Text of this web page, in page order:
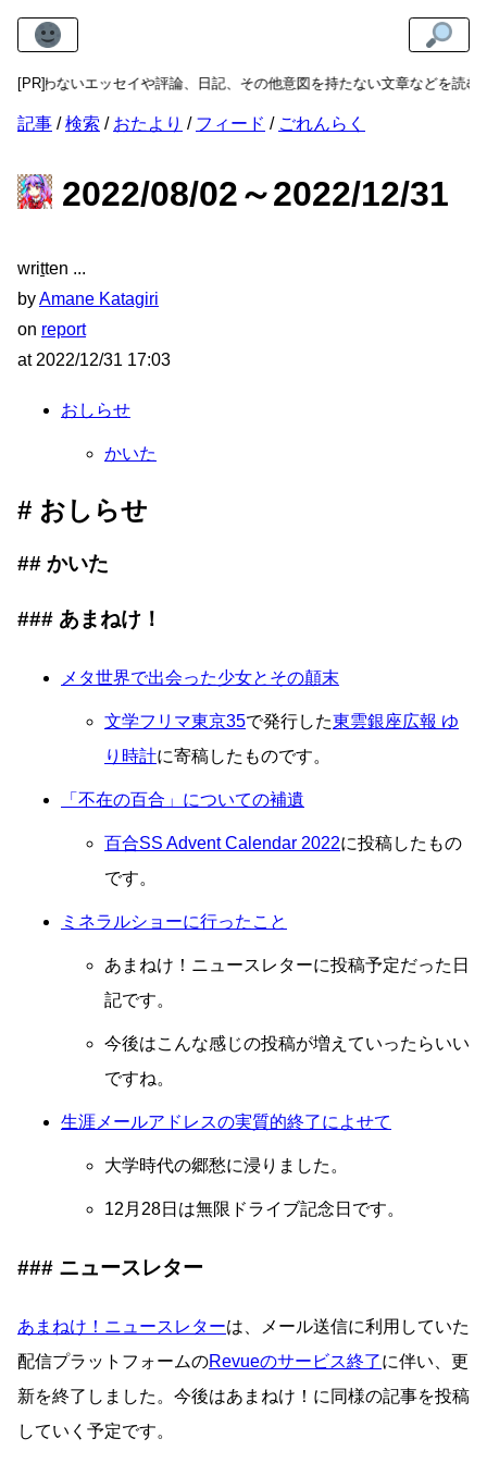
[PR]
を問わないエッセイや評論、日記、その他意図を持たない文章などを読む
記事 検索 おたより フィード ごれんらく
2022/08/02～2022/12/31
written
byAmane Katagiri
on report
at 2022/12/31 17:03
おしらせ
かいた
おしらせ
かいた
あまねけ！
メタ世界で出会った少女とその顛末
文学フリマ東京35で発行した東雲銀座広報 ゆ
り時計に寄稿したものです。
「不在の百合」についての補遺
百合SS Advent Calendar 2022に投稿したもの
です。
ミネラルショーに行ったこと
あまねけ！ニュースレターに投稿予定だった日
記です。
今後はこんな感じの投稿が増えていったらいい
ですね。
生涯メールアドレスの実質的終了によせて
大学時代の郷愁に浸りました。
12月28日は無限ドライブ記念日です。
ニュースレター
あまねけ！ニュースレターは、メール送信に利用していた
配信プラットフォームのRevueのサービス終了に伴い、更
新を終了しました。今後はあまねけ！に同様の記事を投稿
していく予定です。